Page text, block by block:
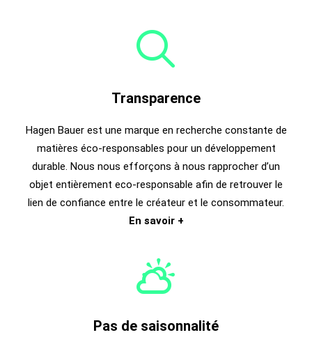
Transparence
Hagen Bauer est une marque en recherche constante de
matières éco-responsables pour un développement
durable. Nous nous efforçons à nous rapprocher d’un
objet entièrement eco-responsable afin de retrouver le
lien de confiance entre le créateur et le consommateur.
En savoir +
Pas de saisonnalité